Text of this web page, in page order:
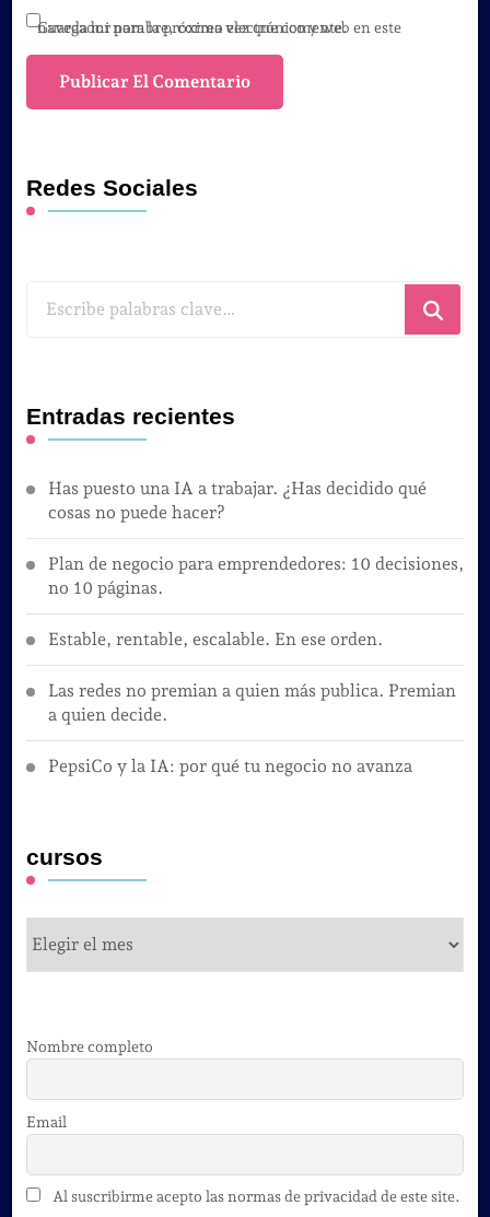
Guarda mi nombre, correo electrónico y web en este navegador para la próxima vez que comente.
Redes Sociales
Entradas recientes
Has puesto una IA a trabajar. ¿Has decidido qué
cosas no puede hacer?
Plan de negocio para emprendedores: 10 decisiones,
no 10 páginas.
Estable, rentable, escalable. En ese orden.
Las redes no premian a quien más publica. Premian
a quien decide.
PepsiCo y la IA: por qué tu negocio no avanza
cursos
Nombre completo
Email
Al suscribirme acepto las normas de privacidad de este site.